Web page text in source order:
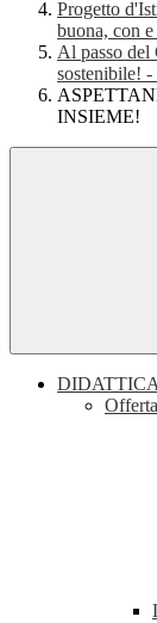
Progetto
buona, con
Al passo del
sostenibile!
INSIEME!
DIDATTICA